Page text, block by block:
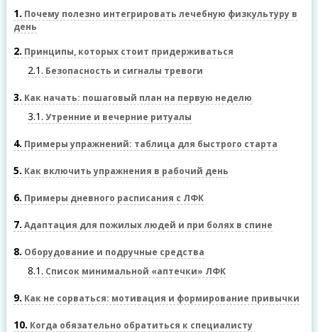
1 Почему полезно интегрировать лечебную физкультуру в
день
2 Принципы, которых стоит придерживаться
2.1 Безопасность и сигналы тревоги
3 Как начать: пошаговый план на первую неделю
3.1 Утренние и вечерние ритуалы
4 Примеры упражнений: таблица для быстрого старта
5 Как включить упражнения в рабочий день
6 Примеры дневного расписания с ЛФК
7 Адаптация для пожилых людей и при болях в спине
8 Оборудование и подручные средства
8.1 Список минимальной «аптечки» ЛФК
9 Как не сорваться: мотивация и формирование привычки
10 Когда обязательно обратиться к специалисту